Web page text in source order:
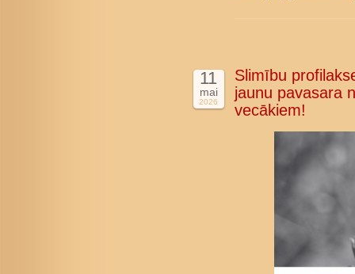
11
mai
2026
Slimību
jaunu pavasara
vecākiem!